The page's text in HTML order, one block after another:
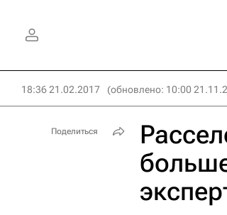
18:36 21.02.2017 (обновлено: 10:00
Поделиться